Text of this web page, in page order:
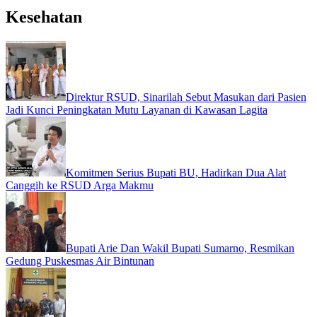
Kesehatan
Direktur RSUD, Sinarilah Sebut Masukan dari Pasien
Jadi Kunci Peningkatan Mutu Layanan di Kawasan Lagita
Komitmen Serius Bupati BU, Hadirkan Dua Alat
Canggih ke RSUD Arga Makmu
Bupati Arie Dan Wakil Bupati Sumarno, Resmikan
Gedung Puskesmas Air Bintunan